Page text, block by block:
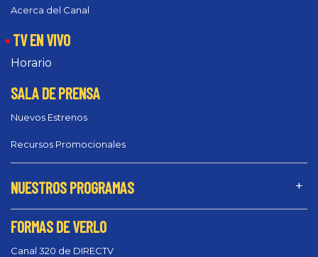
Acerca del Canal
TV EN VIVO
Horario
SALA DE PRENSA
Nuevos Estrenos
Recursos Promocionales
NUESTROS PROGRAMAS
FORMAS DE VERLO
Canal 320 de DIRECTV